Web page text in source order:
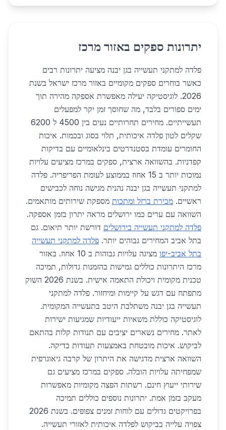
יתרונות ספקים באזור מרכז
פלדה למתקני תעשייה בגן יבנה מציעה יתרונות רבים
כאשר בוחרים ספקים מקומיים באזור מרכז ישראל בשנת
2026. לוגיסטיקה יעילה מאפשרת אספקה מהירה תוך
ימים ספורים בלבד, מה שחוסך זמן יקר למפעלים
תעשייתיים. מחירים תחרותיים נעים בין 4500 ל 6200
שקלים לטון פלדה איכותית, תלוי בסוג ובכמות. איכות
החומרים עומדת בסטנדרטים בינלאומיים עם בדיקות
קפדניות. בהשוואה ארצית, ספקים במרכז מציעים עלויות
נמוכות יותר ב 15 אחוז בממוצע לעומת הפריפריה. פלדה
למתקני תעשייה בגן יבנה נהנית מגישה נוחה לכבישים
ראשיים. מכירת ברזל ומתכות מספקת שירותים מותאמים.
השוואה עם ערים כמו ירושלים מראה יתרון בזמן אספקה.
פלדה למתקני תעשייה בירושלים דורשת יותר תיאום. גם
בתל אביב המחירים גבוהים יותר. פלדה למתקני תעשייה
בתל אביב-יפו
מציגה עלויות גבוהות ב 10 אחוז. באזור
מרכז היתרונות כוללים גמישות בהזמנות גדולות, תמיכה
טכנית מקומית ויכולת התאמה אישית. בשנת 2026 השוק
מתפתח עם דגש על קיימות ומיחזור. פלדה למתקני
תעשייה בגן יבנה משתלבת היטב בתעשייה המקומית.
לוגיסטיקה כוללת משאיות ייעודיות שמגיעות ישירות
לאתר. מחירים נשארים יציבים עם תנודות קלות בהתאם
לביקוש. איכות מובטחת באמצעות תעודות בדיקה.
השוואה ארצית מדגישה את היתרון של קרבה גיאוגרפית
שמפחיתה עלויות הובלה. ספקים במרכז מציעים גם
שירותי ייעוץ חינם. רשתות הפצה מקומיות מאפשרות
מעקב בזמן אמת. יתרונות נוספים כוללים תמיכה
בפרויקטים גדולים עם לוחות זמנים צפופים. בשנת 2026
צפויה עלייה בביקוש לפלדה איכותית לאזורי תעשייה.